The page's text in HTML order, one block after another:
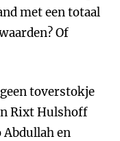
met een totaal
Of
toverstokje
Rixt Hulshoff
Abdullah en